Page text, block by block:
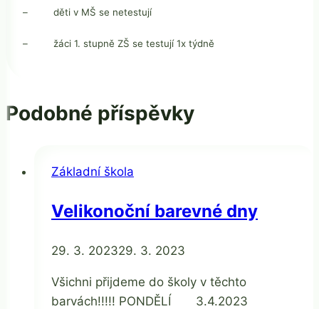
– děti v MŠ se netestují
– žáci 1. stupně ZŠ se testují 1x týdně
Podobné příspěvky
Základní škola
Velikonoční barevné dny
OdJaroslava
29. 3. 202329. 3. 2023
Všichni přijdeme do školy v těchto
barvách!!!!! PONDĚLÍ 3.4.2023